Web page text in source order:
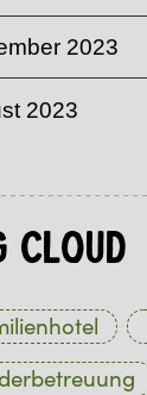
2023
2023
Cloud